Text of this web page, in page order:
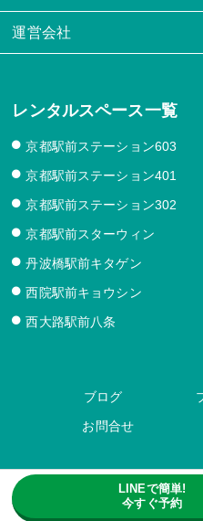
LINEで簡単!
今すぐ予約
運営会社
レンタルスペース一覧
京都駅前ステーション603
京都駅前ステーション401
京都駅前ステーション302
京都駅前スターウィン
丹波橋駅前キタゲン
西院駅前キョウシン
西大路駅前八条
ブログ
お問合せ
Copyright (C) 京都市のレンタルス